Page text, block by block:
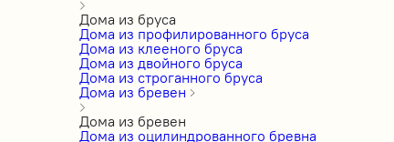
Дома из бруса
Дома из профилированного бруса
Дома из клееного бруса
Дома из двойного бруса
Дома из строганного бруса
Дома из бревен
Дома из бревен
Дома из оцилиндрованного бревна